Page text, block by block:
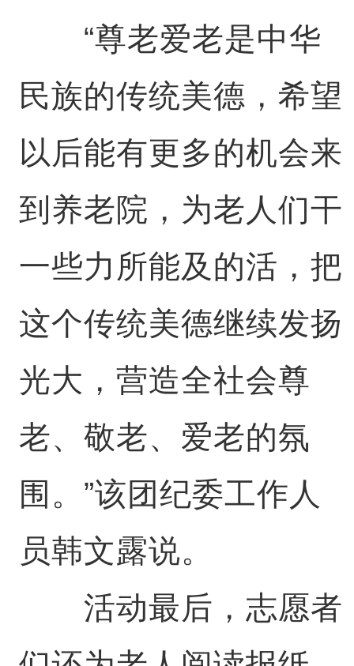
“尊老爱老是中华
民族的传统美德，希望
以后能有更多的机会来
到养老院，为老人们干
一些力所能及的活，把
这个传统美德继续发扬
光大，营造全社会尊
老、敬老、爱老的氛
围。”该团纪委工作人
员韩文露说。
活动最后，志愿者